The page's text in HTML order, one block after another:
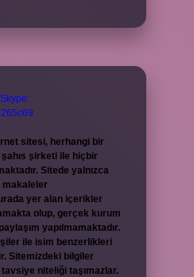
Skype:
sitesi, herhangi bir
şirketi ile hiçbir
Sitede yalnızca
makaleler
yer alan içerikler
olup, gerçek kurum
yapılmamaktadır.
ile isim benzerlikleri
Sitemizdeki bilgiler
niteliği taşımazlar.